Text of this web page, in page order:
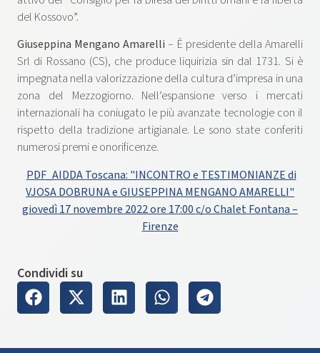
del Kossovo”.
Giuseppina Mengano Amarelli– È presidente della Amarelli
Srl di Rossano (CS), che produce liquirizia sin dal 1731. Si è
impegnata nella valorizzazione della cultura d’impresa in una
zona del Mezzogiorno. Nell’espansione verso i mercati
internazionali ha coniugato le più avanzate tecnologie con il
rispetto della tradizione artigianale. Le sono state conferiti
numerosi premi e onorificenze.
PDF_AIDDA Toscana: "INCONTRO e TESTIMONIANZE di
VJOSA DOBRUNA e GIUSEPPINA MENGANO AMARELLI"
giovedì 17 novembre 2022 ore 17:00 c/o Chalet Fontana –
Firenze
Condividi su